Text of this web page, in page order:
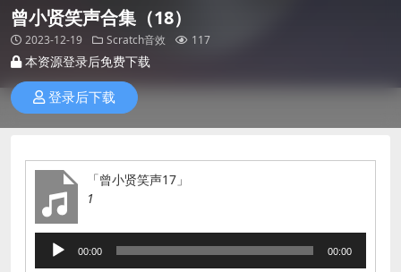
曾小贤笑声合集（18）
2023-12-19 Scratch音效 117
本资源登录后免费下载
登录后下载
「曾小贤笑声17」
1
00:00 00:00